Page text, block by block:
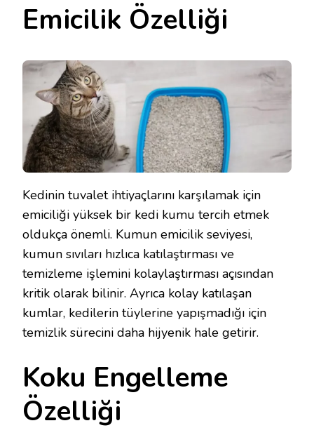
Emicilik Özelliği
Kedinin tuvalet ihtiyaçlarını karşılamak için
emiciliği yüksek bir kedi kumu tercih etmek
oldukça önemli. Kumun emicilik seviyesi,
kumun sıvıları hızlıca katılaştırması ve
temizleme işlemini kolaylaştırması açısından
kritik olarak bilinir. Ayrıca kolay katılaşan
kumlar, kedilerin tüylerine yapışmadığı için
temizlik sürecini daha hijyenik hale getirir.
Koku Engelleme
Özelliği